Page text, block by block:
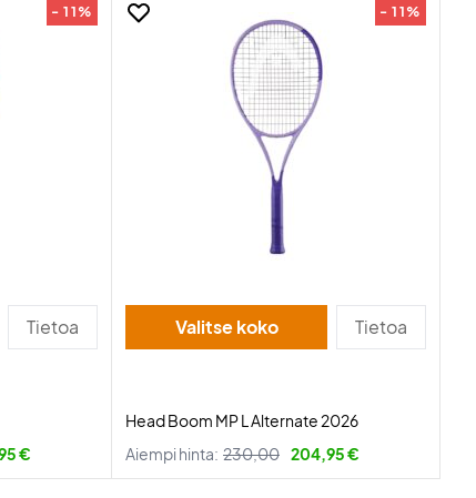
- 11%
Tietoa
€
- 11%
Valitse koko Tietoa
Head Boom MP L Alternate 2026
Aiempi hinta: 230,00 204,95 €